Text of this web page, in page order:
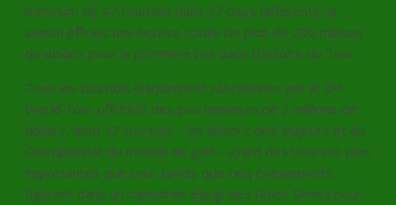
minimum de 47 tournois dans 27 pays différents, la
saison offrant une bourse totale de plus de 200 millions
de dollars pour la première fois dans l’histoire du Tour.
Tous les tournois uniquement sanctionnés par le DP
World Tour offriront des prix minimum de 2 millions de
dollars, dont 13 tournois – en dehors des Majeurs et du
Championnat du monde de golf – ayant des bourses plus
importantes que cela, tandis que cinq événements
figurent dans un calendrier élargi des Rolex Series pour